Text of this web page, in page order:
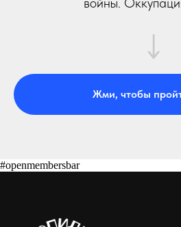
Жми, чтобы
#openmembersbar